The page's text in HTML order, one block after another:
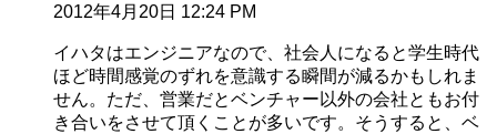
2012年4月20日 12:24 PM
イハタはエンジニアなので、社会人になると学生時代
ほど時間感覚のずれを意識する瞬間が減るかもしれま
せん。ただ、営業だとベンチャー以外の会社ともお付
き合いをさせて頂くことが多いです。そうすると、ベ